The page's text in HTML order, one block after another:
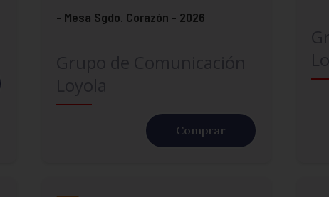
- Mesa Sgdo. Corazón - 2026
Comprar